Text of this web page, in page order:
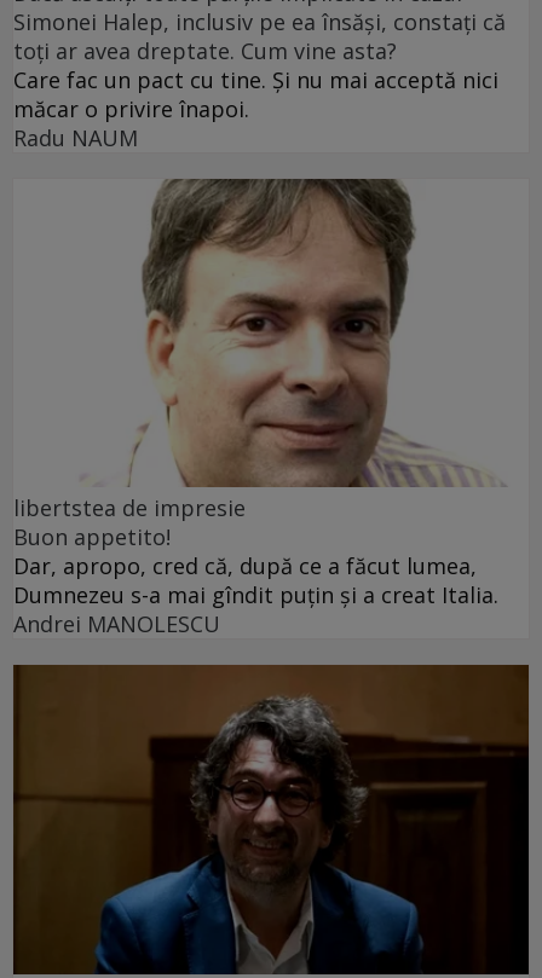
Simonei Halep, inclusiv pe ea însăși, constați că
toți ar avea dreptate. Cum vine asta?
Care fac un pact cu tine. Și nu mai acceptă nici
măcar o privire înapoi.
Radu NAUM
libertstea de impresie
Buon appetito!
Dar, apropo, cred că, după ce a făcut lumea,
Dumnezeu s-a mai gîndit puțin și a creat Italia.
Andrei MANOLESCU